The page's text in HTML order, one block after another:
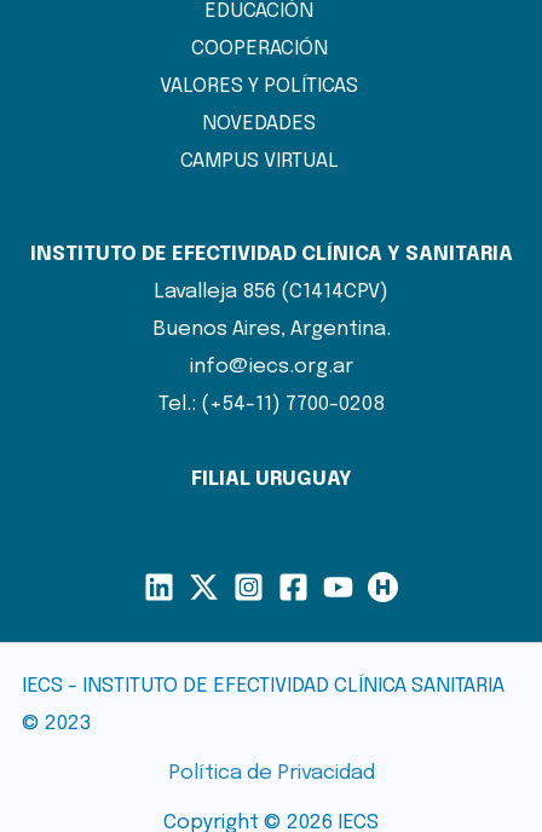
EDUCACIÓN
COOPERACIÓN
VALORES Y POLÍTICAS
NOVEDADES
CAMPUS VIRTUAL
INSTITUTO DE EFECTIVIDAD CLÍNICA Y SANITARIA
Lavalleja 856 (C1414CPV)
Buenos Aires, Argentina.
info@iecs.org.ar
Tel.: (+54-11) 7700-0208
FILIAL URUGUAY
IECS - INSTITUTO DE EFECTIVIDAD CLÍNICA SANITARIA
© 2023
Política de Privacidad
Copyright © 2026 IECS